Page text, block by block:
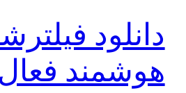
دانلود
هوشمند فعال